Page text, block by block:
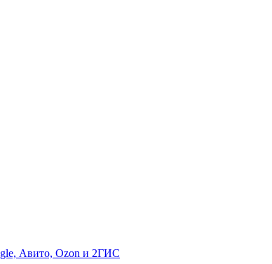
Авито, Ozon и 2ГИС